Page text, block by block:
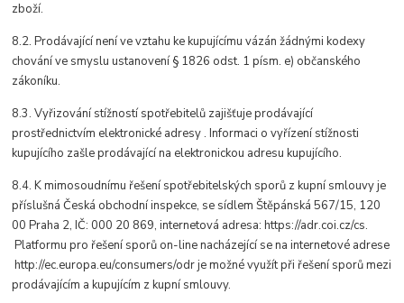
zboží.
8.2. Prodávající není ve vztahu ke kupujícímu vázán žádnými kodexy
chování ve smyslu ustanovení § 1826 odst. 1 písm. e) občanského
zákoníku.
8.3. Vyřizování stížností spotřebitelů zajišťuje prodávající
prostřednictvím elektronické adresy . Informaci o vyřízení stížnosti
kupujícího zašle prodávající na elektronickou adresu kupujícího.
8.4. K mimosoudnímu řešení spotřebitelských sporů z kupní smlouvy je
příslušná Česká obchodní inspekce, se sídlem Štěpánská 567/15, 120
00 Praha 2, IČ: 000 20 869, internetová adresa: https://adr.coi.cz/cs.
Platformu pro řešení sporů on-line nacházející se na internetové adrese
http://ec.europa.eu/consumers/odr je možné využít při řešení sporů mezi
prodávajícím a kupujícím z kupní smlouvy.